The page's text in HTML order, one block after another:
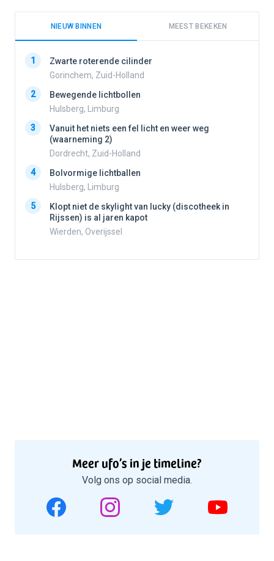
NIEUW BINNEN MEEST BEKEKEN
1
Zwarte roterende cilinder
Gorinchem, Zuid-Holland
2
Bewegende lichtbollen
Hulsberg, Limburg
3
Vanuit het niets een fel licht en weer weg
(waarneming 2)
Dordrecht, Zuid-Holland
4
Bolvormige lichtballen
Hulsberg, Limburg
5
Klopt niet de skylight van lucky (discotheek in
Rijssen) is al jaren kapot
Wierden, Overijssel
Meer ufo’s in je timeline?
Volg ons op social media.